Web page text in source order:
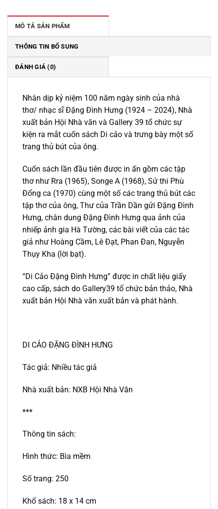
MÔ TẢ SẢN PHẨM
THÔNG TIN BỔ SUNG
ĐÁNH GIÁ (0)
Nhân dịp kỷ niệm 100 năm ngày sinh của nhà
thơ/ nhạc sĩ Đặng Đình Hưng (1924 – 2024), Nhà
xuất bản Hội Nhà văn và Gallery 39 tổ chức sự
kiện ra mắt cuốn sách Di cảo và trưng bày một số
trang thủ bút của ông.
Cuốn sách lần đầu tiên được in ấn gồm các tập
thơ như Rra (1965), Songe A (1968), Sử thi Phù
Đổng ca (1970) cùng một số các trang thủ bút các
tập thơ của ông, Thư của Trần Dần gửi Đặng Đình
Hưng, chân dung Đặng Đình Hưng qua ảnh của
nhiếp ảnh gia Hà Tường, các bài viết của các tác
giả như Hoàng Cầm, Lê Đạt, Phan Đan, Nguyễn
Thụy Kha (lời bạt).
“Di Cảo Đặng Đình Hưng” được in chất liệu giấy
cao cấp, sách do Gallery39 tổ chức bản thảo, Nhà
xuất bản Hội Nhà văn xuất bản và phát hành.
DI CẢO ĐẶNG ĐÌNH HƯNG
Tác giả: Nhiều tác giả
Nhà xuất bản: NXB Hội Nhà Văn
***
Thông tin sách:
Hình thức: Bìa mềm
Số trang: 250
Khổ sách: 18 x 14 cm